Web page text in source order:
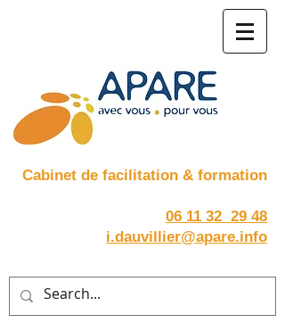
Cabinet de facilitation & formation
06 11 32 29 48
i.dauvillier@apare.info